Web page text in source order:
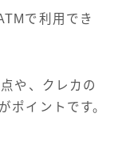
で利用でき
や、クレカの
ポイントです。